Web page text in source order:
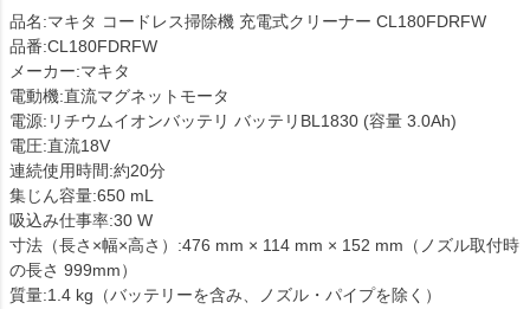
品名:マキタ コードレス掃除機 充電式クリーナー CL180FDRFW
品番:CL180FDRFW
メーカー:マキタ
電動機:直流マグネットモータ
電源:リチウムイオンバッテリ バッテリBL1830 (容量 3.0Ah)
電圧:直流18V
連続使用時間:約20分
集じん容量:650 mL
吸込み仕事率:30 W
寸法（長さ×幅×高さ）:476 mm × 114 mm × 152 mm（ノズル取付時
の長さ 999mm）
質量:1.4 kg（バッテリーを含み、ノズル・パイプを除く）